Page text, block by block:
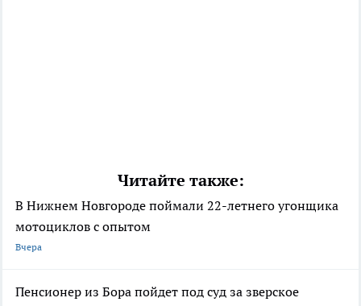
Читайте также:
В Нижнем Новгороде поймали 22-летнего угонщика
мотоциклов с опытом
Вчера
Пенсионер из Бора пойдет под суд за зверское